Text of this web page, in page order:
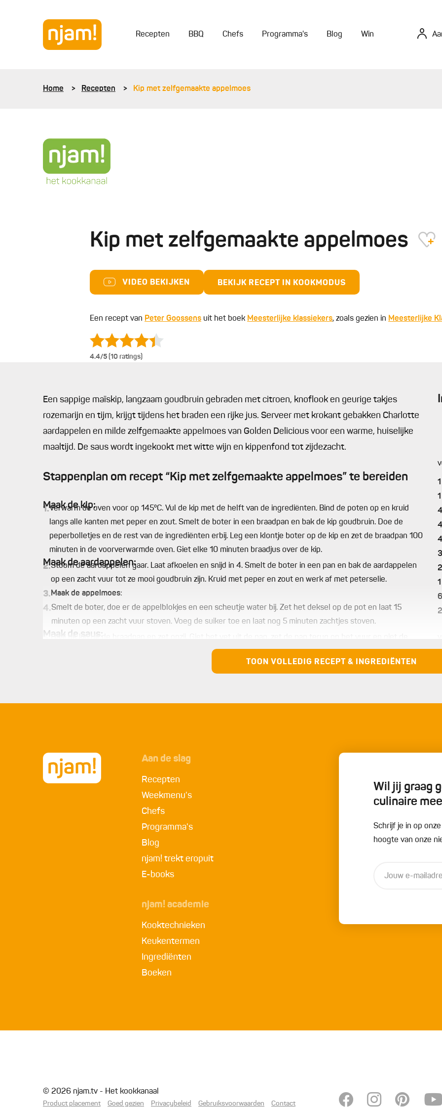
Recepten BBQ Chefs Programma's Blog Win
Home Recepten Kip met zelfgemaakte appelmoes
Kip met zelfgemaakte appelmoes
VIDEO BEKIJKEN BEKIJK RECEPT IN KOOKMODUS
Een recept van Peter Goossens uit het boek Meesterlijke klassiekers, zoals gezien in Meesterlijke
4.4/5 (10 ratings)
1
1
4
4
4
3
2
1
6
2
Een sappige maïskip, langzaam goudbruin gebraden met citroen, knoflook en geurige takjes
rozemarijn en tijm, krijgt tijdens het braden een rijke jus. Serveer met krokant gebakken Charlotte
aardappelen en milde zelfgemaakte appelmoes van Golden Delicious voor een warme, huiselijke
maaltijd. De saus wordt ingekookt met witte wijn en kippenfond tot zijdezacht.
Stappenplan om recept “Kip met zelfgemaakte appelmoes” te bereiden
Maak de kip:
1.Verwarm de oven voor op 145°C. Vul de kip met de helft van de ingrediënten. Bind de poten op en kruid
langs alle kanten met peper en zout. Smelt de boter in een braadpan en bak de kip goudbruin. Doe de
peperbolletjes en de rest van de ingrediënten erbij. Leg een klontje boter op de kip en zet de braadpan 100
minuten in de voorverwarmde oven. Giet elke 10 minuten braadjus over de kip.
Maak de aardappelen:
2.Stoom de aardappelen gaar. Laat afkoelen en snijd in 4. Smelt de boter in een pan en bak de aardappelen
op een zacht vuur tot ze mooi goudbruin zijn. Kruid met peper en zout en werk af met peterselie.
3.Maak de appelmoes:
4.Smelt de boter, doe er de appelblokjes en een scheutje water bij. Zet het deksel op de pot en laat 15
minuten op een zacht vuur stoven. Voeg de suiker toe en laat nog 5 minuten zachtjes stoven.
Maak de saus:
kippenfondtoe. Kook in tot sausdikte en zeef. Roer er een
TOON VOLLEDIG RECEPT & INGREDIËNTEN
Aan de slag
Recepten
Weekmenu's
Chefs
Programma's
Blog
njam! trekt eropuit
E-books
njam! academie
Kooktechnieken
Keukentermen
Ingrediënten
Boeken
Wil jij graag
culinaire
Schrijf je in op
hoogte van onze
© 2026 njam.tv - Het kookkanaal
Product placement Goed gezien Privacybeleid Gebruiksvoorwaarden Contact